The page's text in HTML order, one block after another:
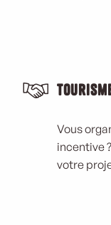
Vous
incentive
votre